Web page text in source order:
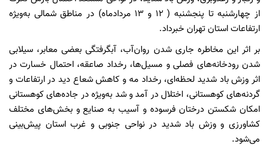
از چهارشنبه تا پنجشنبه ( ۱۲ و ۱۳ مردادماه) در مناطق شمالی به‌ویژه
ارتفاعات استان تهران خبرداد.
بر اثر این مخاطره جاری شدن روان‌آب، آبگرفتگی بعضی معابر، سیلابی
شدن رودخانه‌های فصلی و مسیل‌ها، رخداد صاعقه، احتمال خسارت در
اثر وزش باد شدید لحظه‌ای، رخداد مه و کاهش شعاع دید در ارتفاعات و
گردنه‌های کوهستانی، اختلال در آمد و شد به‌ویژه در جاده‌های کوهستانی
امکان شکستن درختان فرسوده و آسیب به صنایع و بخش‌های مختلف
کشاورزی و وزش باد شدید در نواحی جنوبی و غرب استان پیش‌بینی
می‌شود.